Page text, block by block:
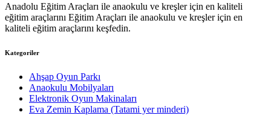
Anadolu Eğitim Araçları ile anaokulu ve kreşler için en kaliteli
eğitim araçlarını Eğitim Araçları ile anaokulu ve kreşler için en
kaliteli eğitim araçlarını keşfedin.
Kategoriler
Ahşap Oyun Parkı
Anaokulu Mobilyaları
Elektronik Oyun Makinaları
Eva Zemin Kaplama (Tatami yer minderi)